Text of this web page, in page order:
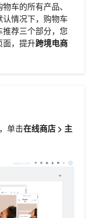
车的所有产品、
情况下，购物车
荐三个部分，您
面，提升跨境电商
，单击在线商店 > 主